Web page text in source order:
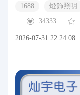
1688 燈飾照明
34333
2026-07-31 22:24:08